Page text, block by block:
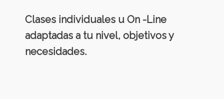
Clases individuales u On -Line
adaptadas a tu nivel, objetivos y
necesidades.